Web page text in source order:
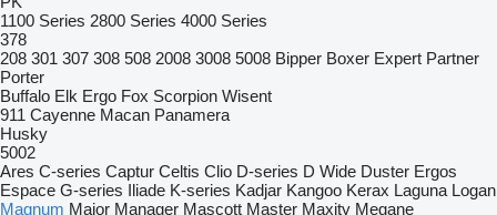
1100 Series 2800 Series 4000 Series
378
208 301 307 308 508 2008 3008 5008 Bipper Boxer Expert Partner
Porter
Buffalo Elk Ergo Fox Scorpion Wisent
911 Cayenne Macan Panamera
Husky
5002
Ares C-series Captur Celtis Clio D-series D Wide Duster Ergos
Espace G-series Iliade K-series Kadjar Kangoo Kerax Laguna Logan
Magnum Major Manager Mascott Master Maxity Megane